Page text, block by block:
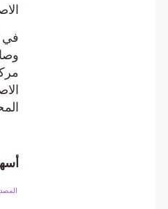
في
المحلي
المصدر :